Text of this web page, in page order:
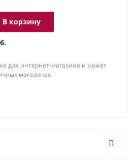
В корзину
для интернет-магазина и может
магазинах